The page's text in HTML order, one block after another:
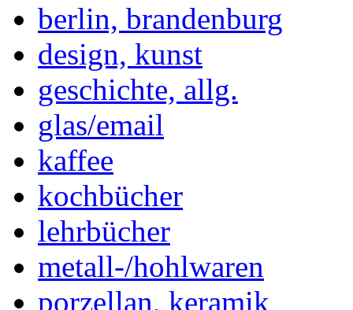
berlin, brandenburg
design, kunst
geschichte, allg.
glas/email
kaffee
kochbücher
lehrbücher
metall-/hohlwaren
porzellan, keramik